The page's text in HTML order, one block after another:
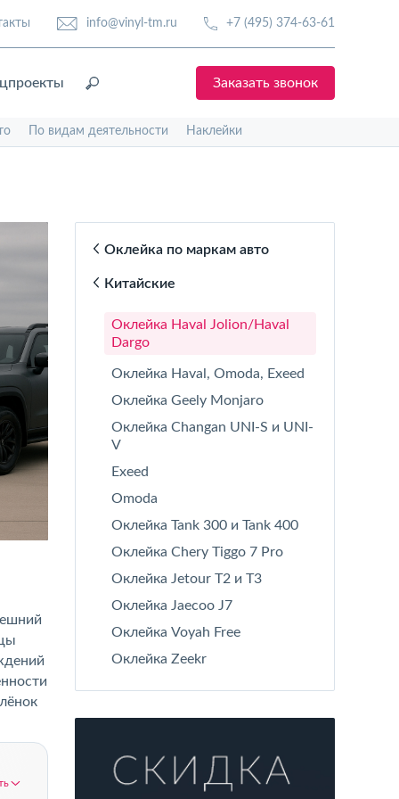
info@vinyl-tm.ru +7 (495) 374-63-61
Заказать звонок
По видам деятельности Наклейки
Оклейка по маркам авто
Китайские
Оклейка Haval Jolion/Haval
Dargo
Оклейка Haval, Omoda, Exeed
Оклейка Geely Monjaro
Оклейка Changan UNI-S и UNI-
V
Exeed
Omoda
Оклейка Tank 300 и Tank 400
Оклейка Chery Tiggo 7 Pro
Оклейка Jetour T2 и T3
Оклейка Jaecoo J7
Оклейка Voyah Free
Оклейка Zeekr